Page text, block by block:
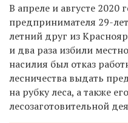
В апреле и августе 2020
предпринимателя 29-
летний друг из
и два раза избили
насилия был отказ
лесничества выдать
на рубку леса, а также
лесозаготовительной